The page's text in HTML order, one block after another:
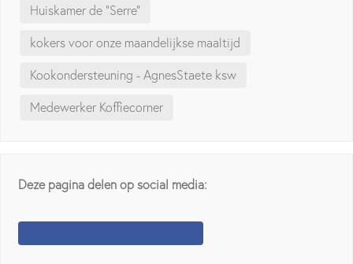
Huiskamer de "Serre"
kokers voor onze maandelijkse maaltijd
Kookondersteuning - AgnesStaete ksw
Medewerker Koffiecorner
Deze pagina delen op social media: